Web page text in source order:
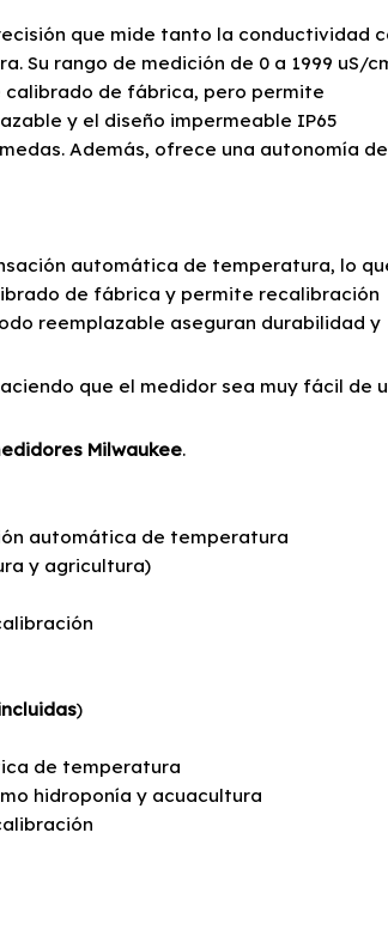
que mide tanto la conductividad
Su rango de medición de 0 a 1999 uS/
calibrado de fábrica, pero permite
y el diseño impermeable IP65
Además, ofrece una autonomía
automática de temperatura, lo
de fábrica y permite recalibración
reemplazable aseguran durabilidad y
que el medidor sea muy fácil de
Milwaukee.
automática de temperatura
y agricultura)
)
de temperatura
hidroponía y acuacultura